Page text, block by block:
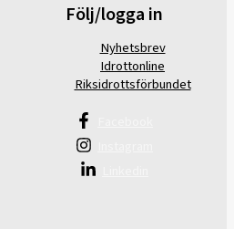
Följ/logga in
Nyhetsbrev
Idrottonline
Riksidrottsförbundet